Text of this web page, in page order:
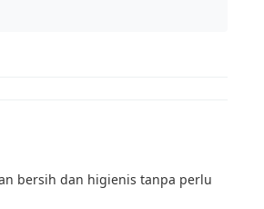
bersih dan higienis tanpa perlu